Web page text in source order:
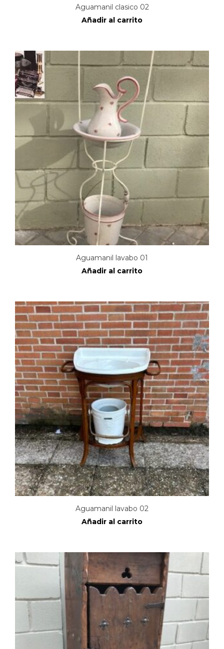
Aguamanil clasico 02
Añadir al carrito
Aguamanil lavabo 01
Añadir al carrito
Aguamanil lavabo 02
Añadir al carrito